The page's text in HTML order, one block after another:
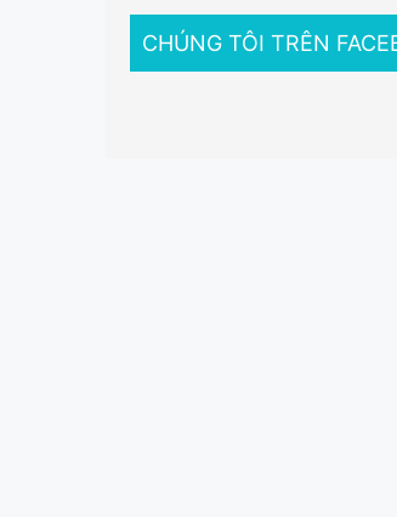
CHÚNG TÔI TRÊN